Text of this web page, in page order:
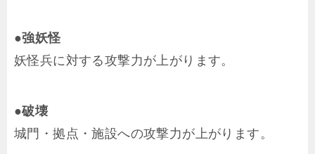
●強妖怪
妖怪兵に対する攻撃力が上がります。
●破壊
城門・拠点・施設への攻撃力が上がります。